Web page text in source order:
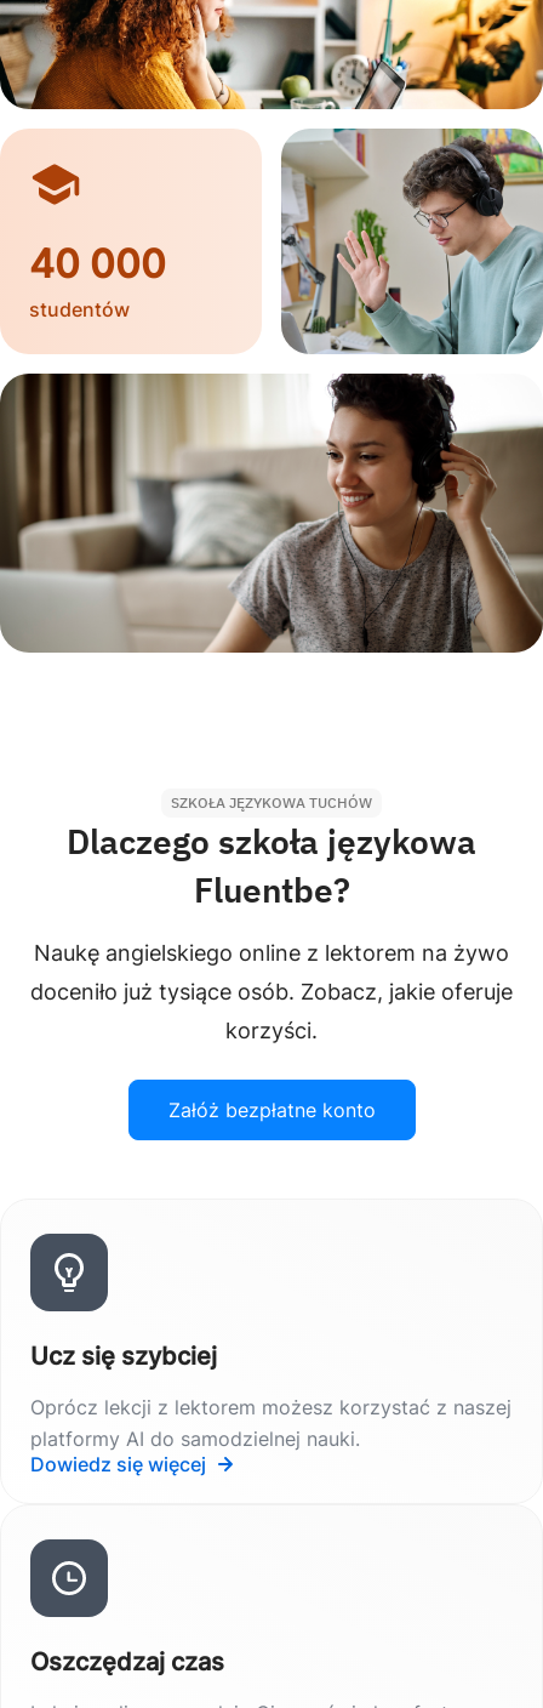
40 000
studentów
SZKOŁA JĘZYKOWA TUCHÓW
Dlaczego szkoła językowa
Fluentbe?
Naukę angielskiego online z lektorem na żywo
doceniło już tysiące osób. Zobacz, jakie oferuje
korzyści.
Załóż bezpłatne konto
Ucz się szybciej
Oprócz lekcji z lektorem możesz korzystać z naszej
platformy AI do samodzielnej nauki.
Dowiedz się więcej
Oszczędzaj czas